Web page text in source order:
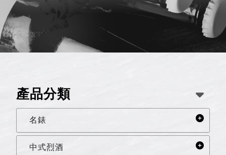
產品分類
名錶
中式烈酒